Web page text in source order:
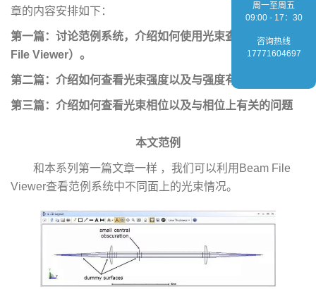
章的内容安排如下：
第一篇：讨论范例系统，介绍如何使用光束查看器（Beam
File Viewer）。
第二篇：介绍如何查看光束强度以及与强度有关的问题。
第三篇：介绍如何查看光束相位以及与相位上有关的问题
本文范例
和本系列第一篇文章一样 ，我们可以利用Beam File
Viewer查看范例系统中不同面上的光束情况。
周一至周五
09:00 - 17：30
咨询热线
17771604697